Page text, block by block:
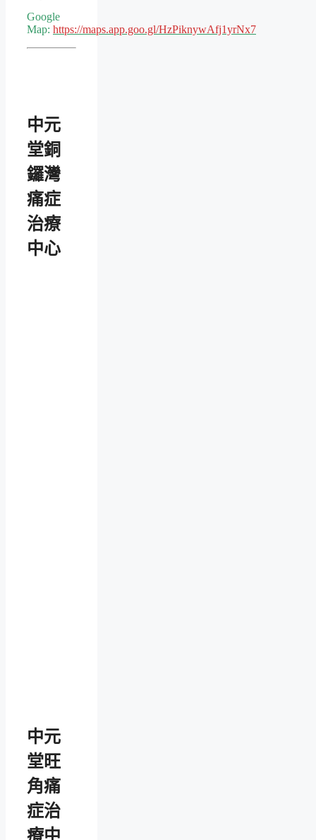
Google
Map: https://maps.app.goo.gl/HzPiknywAfj1yrNx7
中元
堂銅
鑼灣
痛症
治療
中心
中元
堂旺
角痛
症治
療中